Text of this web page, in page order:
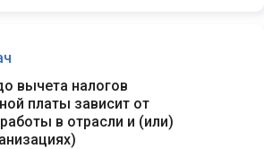
вычета налогов
платы зависит от
в отрасли и (или)
)